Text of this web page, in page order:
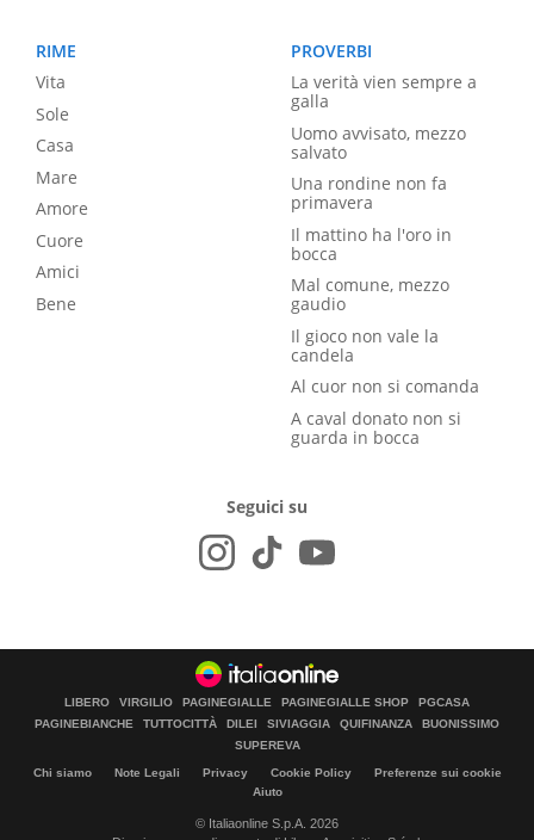
RIME
Vita
Sole
Casa
Mare
Amore
Cuore
Amici
Bene
PROVERBI
La verità vien sempre a
galla
Uomo avvisato, mezzo
salvato
Una rondine non fa
primavera
Il mattino ha l'oro in
bocca
Mal comune, mezzo
gaudio
Il gioco non vale la
candela
Al cuor non si comanda
A caval donato non si
guarda in bocca
Seguici su
LIBERO VIRGILIO PAGINEGIALLE PAGINEGIALLE SHOP
PGCASA
PAGINEBIANCHE
TUTTOCITTÀ DILEI SIVIAGGIA QUIFINANZA
BUONISSIMO
SUPEREVA
Chi siamo Note Legali Privacy Cookie Policy
Preferenze sui cookie
Aiuto
© Italiaonline S.p.A. 2026